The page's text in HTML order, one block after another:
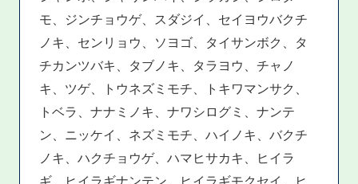
モ、ジンチョウゲ、スダジイ、セイヨウバクチ
ノキ、センリョウ、ソヨゴ、タイサンボク、タ
チカンツバキ、タブノキ、タラヨウ、チャノ
キ、ツゲ、トウネズミモチ、トキワマンサク、
トベラ、ナナミノキ、ナワシログミ、ナンテ
ン、ニッケイ、ネズミモチ、ハイノキ、バクチ
ノキ、ハクチョウゲ、ハマヒサカキ、ヒイラ
ギ、ヒイラギナンテン、ヒイラギモクセイ、ヒ